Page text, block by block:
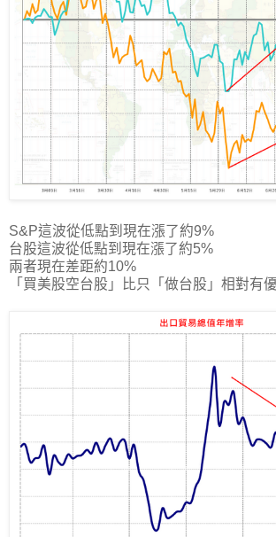
S&P這波從低點到現在漲了約9%
台股這波從低點到現在漲了約5%
兩者現在差距約10%
「買美股空台股」比只「做台股」相對有